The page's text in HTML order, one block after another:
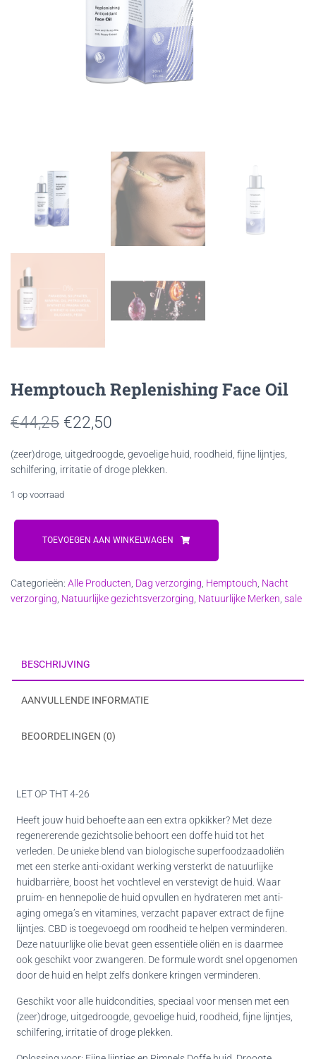
Hemptouch Replenishing Face Oil
€44,25 Oorspronkelijke
prijs
was:
€44,25.
€22,50
prijs
is:
(zeer)droge, uitgedroogde, gevoelige huid, roodheid, fijne lijntjes,
schilfering, irritatie of droge plekken.
1 op voorraad
Hemptouch
Replenishing
aantal
TOEVOEGEN AAN WINKELWAGEN
Categorieën: Alle Producten Dag verzorging Hemptouch Nacht
verzorging Natuurlijke gezichtsverzorging Natuurlijke Merken sale
BESCHRIJVING
AANVULLENDE INFORMATIE
BEOORDELINGEN (0)
LET OP THT 4-26
Heeft jouw huid behoefte aan een extra opkikker? Met deze
regenererende gezichtsolie behoort een doffe huid tot het
verleden. De unieke blend van biologische superfoodzaadoliën
met een sterke anti-oxidant werking versterkt de natuurlijke
huidbarrière, boost het vochtlevel en verstevigt de huid. Waar
pruim- en hennepolie de huid opvullen en hydrateren met anti-
aging omega’s en vitamines, verzacht papaver extract de fijne
lijntjes. CBD is toegevoegd om roodheid te helpen verminderen.
Deze natuurlijke olie bevat geen essentiële oliën en is daarmee
ook geschikt voor zwangeren. De formule wordt snel opgenomen
door de huid en helpt zelfs donkere kringen verminderen.
Geschikt voor alle huidcondities, speciaal voor mensen met een
(zeer)droge, uitgedroogde, gevoelige huid, roodheid, fijne lijntjes,
schilfering, irritatie of droge plekken.